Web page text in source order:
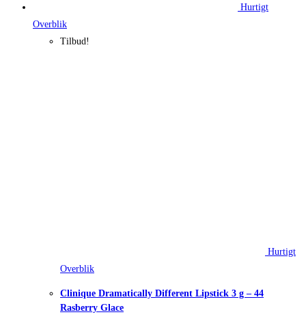
Hurtigt
Overblik
Tilbud!
Hurtigt
Overblik
Clinique Dramatically Different Lipstick 3 g – 44
Rasberry Glace